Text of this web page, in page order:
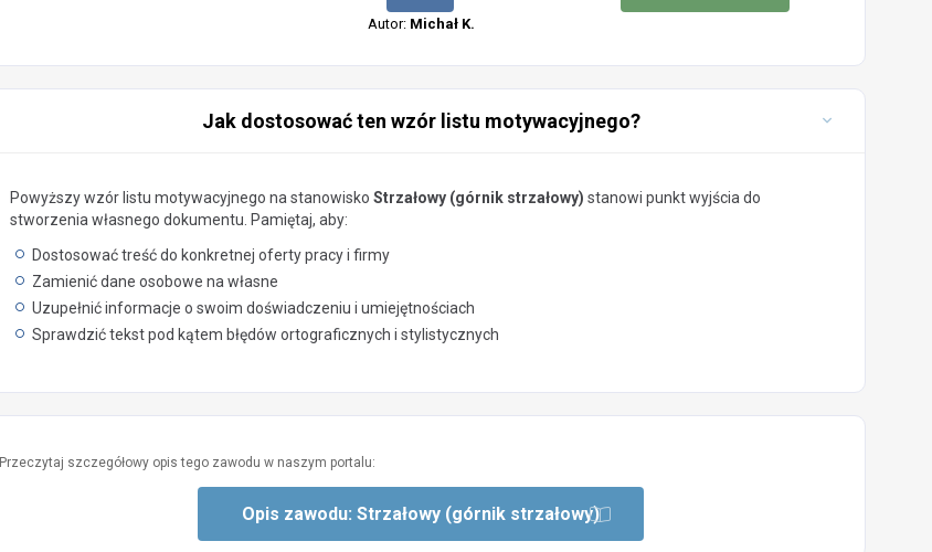
Autor: Michał K.
Jak dostosować ten wzór listu motywacyjnego?
Powyższy wzór listu motywacyjnego na stanowisko Strzałowy (górnik strzałowy) stanowi punkt wyjścia do
stworzenia własnego dokumentu. Pamiętaj, aby:
Dostosować treść do konkretnej oferty pracy i firmy
Zamienić dane osobowe na własne
Uzupełnić informacje o swoim doświadczeniu i umiejętnościach
Sprawdzić tekst pod kątem błędów ortograficznych i stylistycznych
Przeczytaj szczegółowy opis tego zawodu w naszym portalu:
Opis zawodu: Strzałowy (górnik strzałowy)